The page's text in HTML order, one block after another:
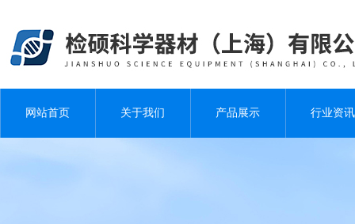
网站首页 关于我们 产品展示 行业资讯